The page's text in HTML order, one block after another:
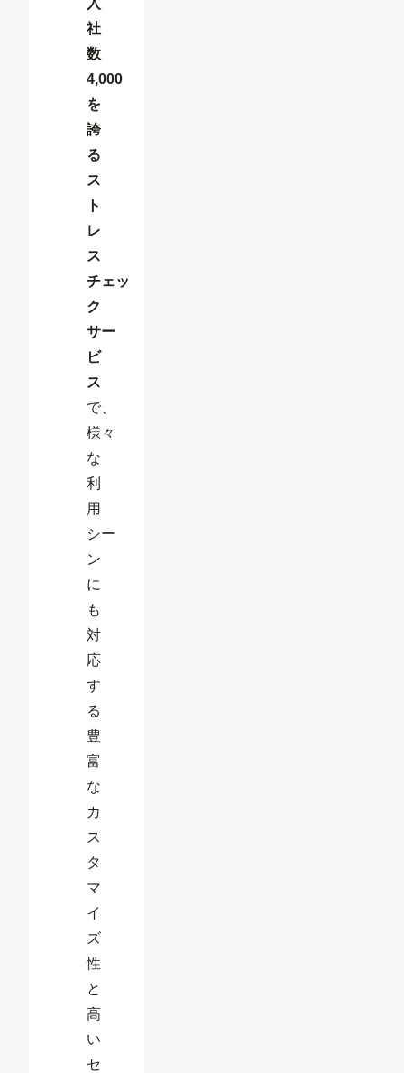
入
社
数
4,000
を
誇
る
ス
ト
レ
ス
チェッ
ク
サー
ビ
ス
で、
様々
な
利
用
シー
ン
に
も
対
応
す
る
豊
富
な
カ
ス
タ
マ
イ
ズ
性
と
高
い
セ